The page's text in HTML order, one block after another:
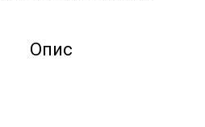
Опис